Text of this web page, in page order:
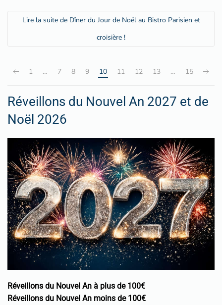
Lire la suite de Dîner du Jour de Noël au Bistro Parisien et
croisière !
1 … 7 8 9 10 11 12 13 … 15
Réveillons du Nouvel An 2027 et de
Noël 2026
Réveillons du Nouvel An à plus de 100€
Réveillons du Nouvel An moins de 100€